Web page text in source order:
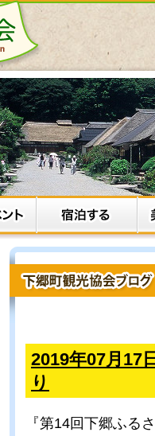
2019年07月17
り
『第14回下郷ふる